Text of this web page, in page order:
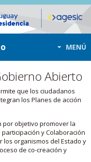
MENÚ
Abierto
que los ciudadanos
los Planes de acción
por objetivo promover la
y Colaboración
los organismos del Estado y
de co-creación y